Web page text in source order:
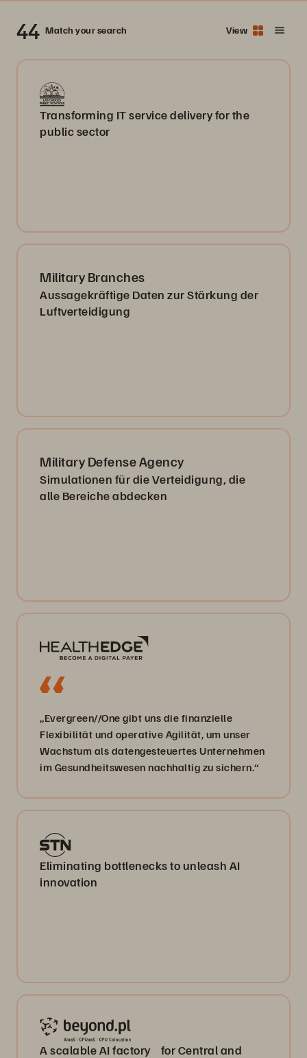
44 Match your search View
Transforming IT service delivery for the
public sector
Military Branches
Aussagekräftige Daten zur Stärkung der
Luftverteidigung
Military Defense Agency
Simulationen für die Verteidigung, die
alle Bereiche abdecken
„Evergreen//One gibt uns die finanzielle
Flexibilität und operative Agilität, um unser
Wachstum als datengesteuertes Unternehmen
im Gesundheitswesen nachhaltig zu sichern.“
Eliminating bottlenecks to unleash AI
innovation
A scalable AI factory for Central and